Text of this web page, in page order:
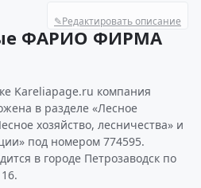
✎Редактировать описание
ФАРИО ФИРМА
Kareliapage.ru компания
в разделе «Лесное
хозяйство, лесничества» и
под номером 774595.
в городе Петрозаводск по